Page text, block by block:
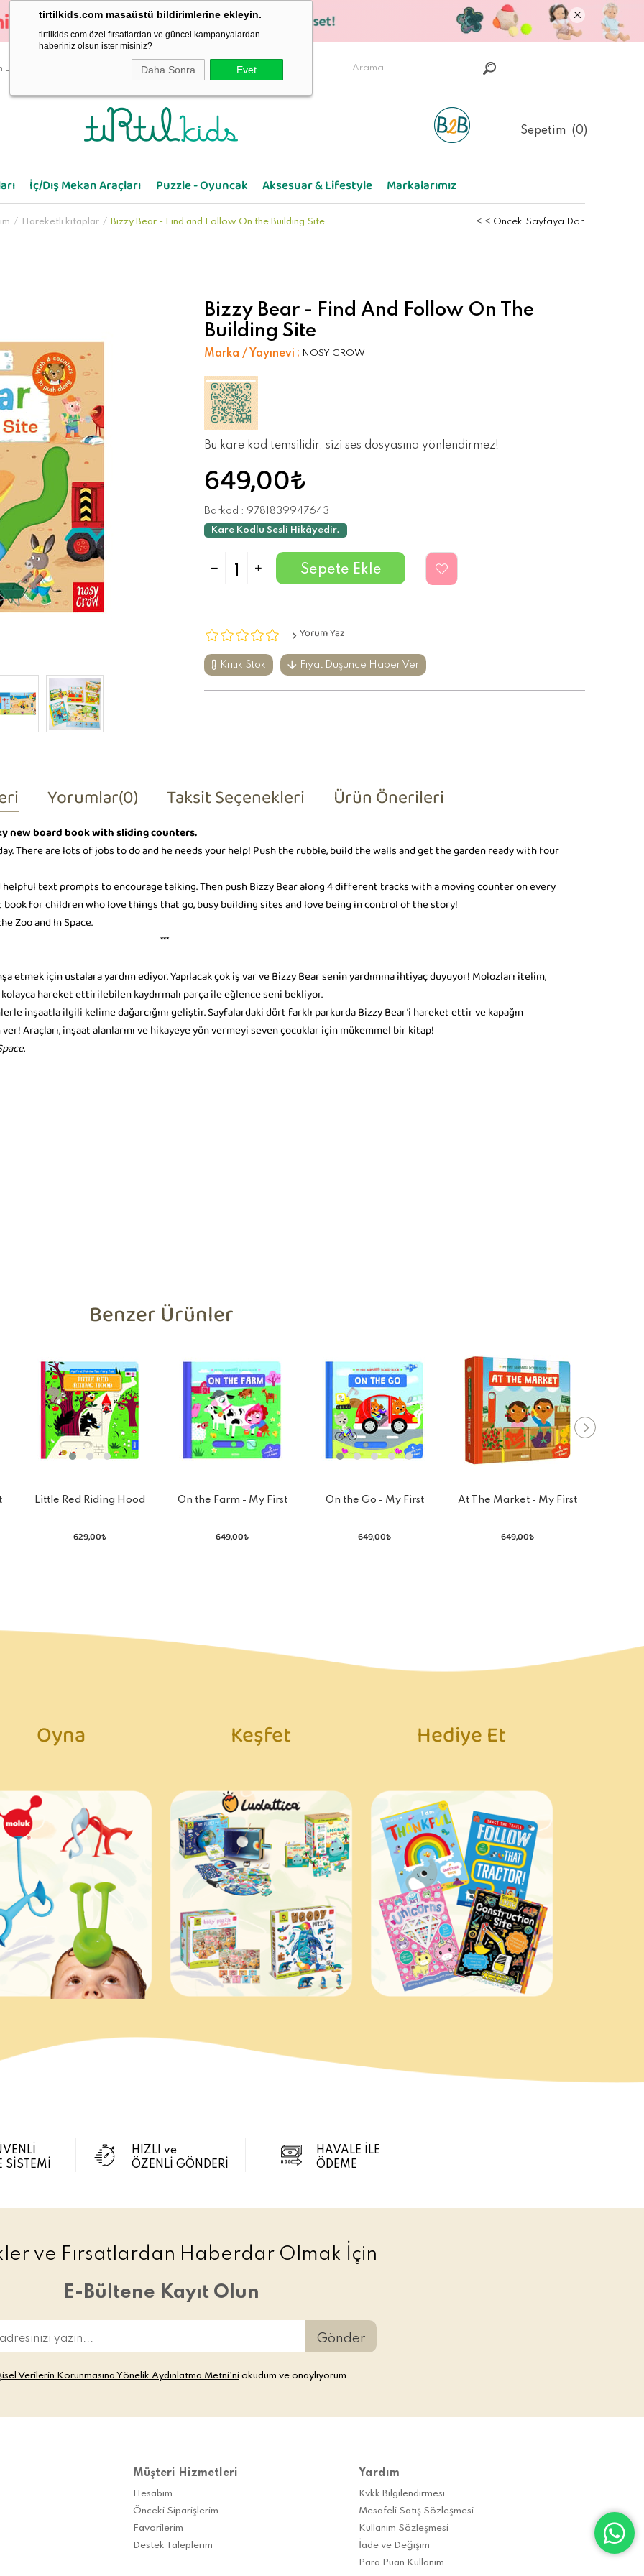
tirtilkids.com masaüstü bildirimlerine ekleyin.
tirtilkids.com özel fırsatlardan ve güncel kampanyalardan
haberiniz olsun ister misiniz?
Daha Sonra Evet
Sepetim 0
İç/Dış Mekan Araçları Puzzle - Oyuncak Aksesuar & Lifestyle Markalarımız
Hareketli kitaplar Bizzy Bear - Find and Follow On the Building Site < < Önceki Sayfaya Dön
Bizzy Bear - Find And Follow On The
Building Site
Marka / Yayınevi : NOSY CROW
Bu kare kod temsilidir, sizi ses dosyasına yönlendirmez!
649,00₺
Barkod : 9781839947643
Kare Kodlu Sesli Hikâyedir.
Yorum Yaz
Kritik Stok Fiyat Düşünce Haber Ver
Yorumlar(0) Taksit Seçenekleri Ürün Önerileri
new board book with sliding counters.
There are lots of jobs to do and he needs your help! Push the rubble, build the walls and get the garden ready with four
text prompts to encourage talking. Then push Bizzy Bear along 4 different tracks with a moving counter on every
for children who love things that go, busy building sites and love being in control of the story!
Zoo and In Space.
***
etmek için ustalara yardım ediyor. Yapılacak çok iş var ve Bizzy Bear senin yardımına ihtiyaç duyuyor! Molozları itelim,
hareket ettirilebilen kaydırmalı parça ile eğlence seni bekliyor.
inşaatla ilgili kelime dağarcığını geliştir. Sayfalardaki dört farklı parkurda Bizzy Bear’i hareket ettir ve kapağın
Araçları, inşaat alanlarını ve hikayeye yön vermeyi seven çocuklar için mükemmel bir kitap!
Benzer Ürünler
Little Red Riding Hood
629,00₺
On the Farm - My First
649,00₺
On the Go - My First
649,00₺
At The Market - My First
649,00₺
Oyna Keşfet Hediye Et
SİSTEMİ
HIZLI ve
ÖZENLİ GÖNDERİ
HAVALE İLE
ÖDEME
ve Fırsatlardan Haberdar Olmak İçin
E-Bültene Kayıt Olun
Gönder
Verilerin Korunmasına Yönelik Aydınlatma Metni’ni okudum ve onaylıyorum.
Müşteri Hizmetleri
Hesabım
Önceki Siparişlerim
Favorilerim
Destek Taleplerim
Yardım
Kvkk Bilgilendirmesi
Mesafeli Satış Sözleşmesi
Kullanım Sözleşmesi
İade ve Değişim
Para Puan Kullanım